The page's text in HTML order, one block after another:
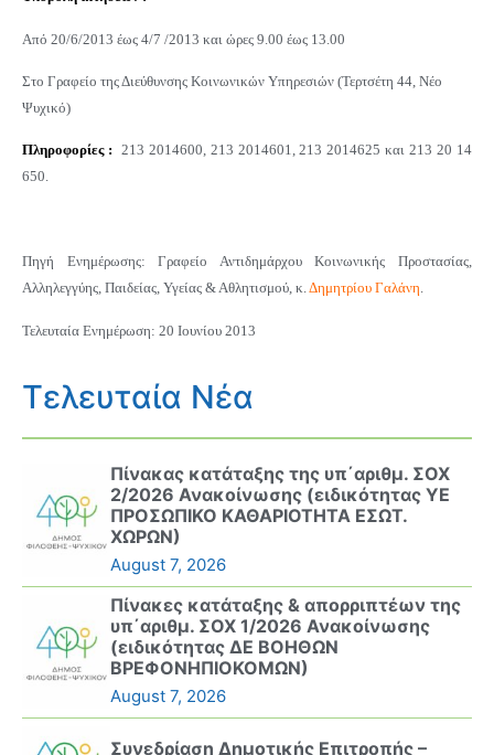
Από 20/6/2013 έως 4/7 /2013 και ώρες 9.00 έως 13.00
Στο Γραφείο της Διεύθυνσης Κοινωνικών Υπηρεσιών (Τερτσέτη 44, Νέο
Ψυχικό)
Πληροφορίες : 213 2014600, 213 2014601, 213 2014625 και 213 20 14
650.
Πηγή Ενημέρωσης: Γραφείο Αντιδημάρχου Κοινωνικής Προστασίας,
Αλληλεγγύης, Παιδείας, Υγείας & Αθλητισμού, κ.Δημητρίου Γαλάνη.
Τελευταία Ενημέρωση: 20 Ιουνίου 2013
Τελευταία Νέα
Πίνακας κατάταξης της υπ΄αριθμ. ΣΟΧ
2/2026 Ανακοίνωσης (ειδικότητας ΥΕ
ΠΡΟΣΩΠΙΚΟ ΚΑΘΑΡΙΟΤΗΤΑ ΕΣΩΤ.
ΧΩΡΩΝ)
August 7, 2026
Πίνακες κατάταξης & απορριπτέων της
υπ΄αριθμ. ΣΟΧ 1/2026 Ανακοίνωσης
(ειδικότητας ΔΕ ΒΟΗΘΩΝ
ΒΡΕΦΟΝΗΠΙΟΚΟΜΩΝ)
August 7, 2026
Συνεδρίαση Δημοτικής Επιτροπής –